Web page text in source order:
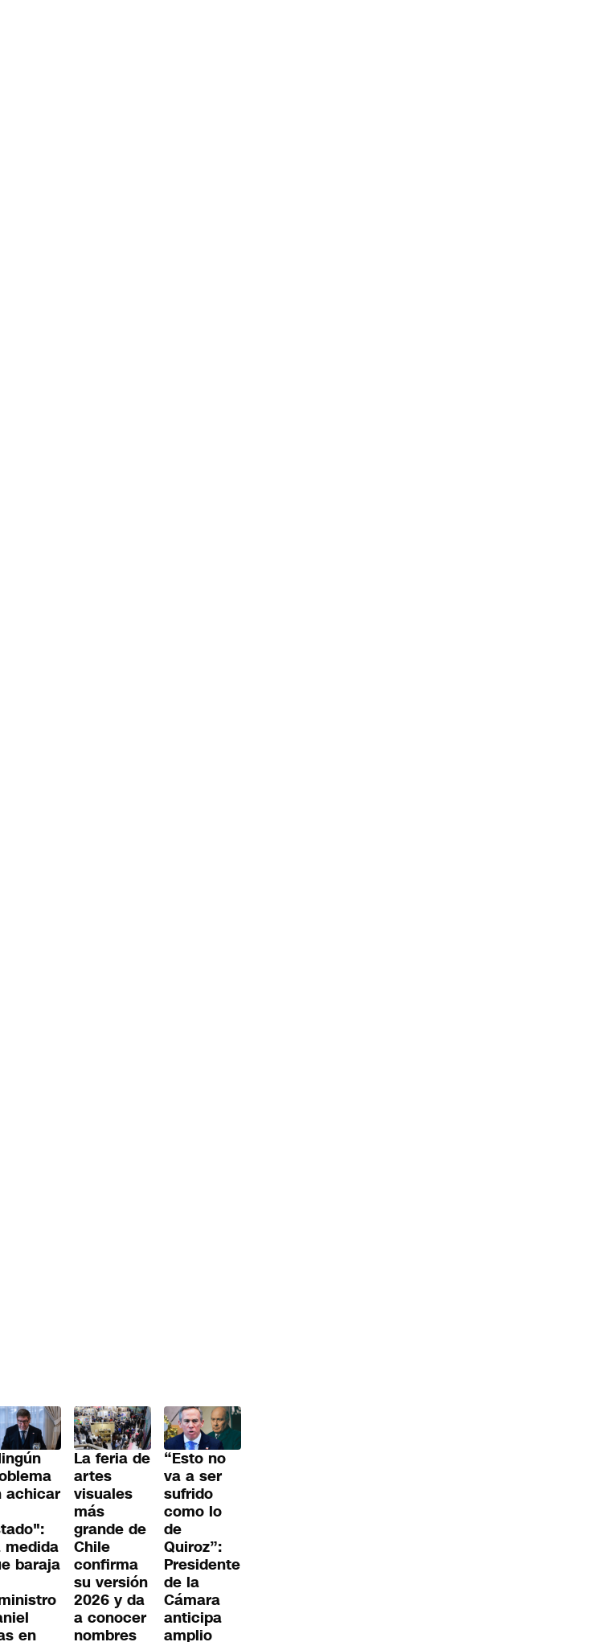
achicar
medida
baraja
en
La feria de
artes
visuales
más
grande de
Chile
confirma
su versión
2026 y da
a conocer
nombres
“Esto no
va a ser
sufrido
como lo
de
Quiroz”:
Presidente
de la
Cámara
anticipa
amplio